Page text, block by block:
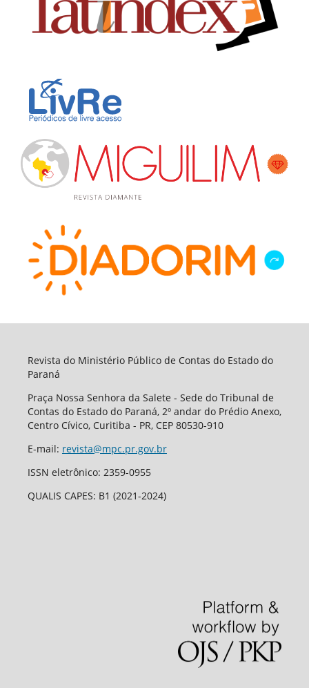
Revista do Ministério Público de Contas do Estado do
Paraná
Praça Nossa Senhora da Salete - Sede do Tribunal de
Contas do Estado do Paraná, 2º andar do Prédio Anexo,
Centro Cívico, Curitiba - PR, CEP 80530-910
E-mail: revista@mpc.pr.gov.br
ISSN eletrônico: 2359-0955
QUALIS CAPES: B1 (2021-2024)